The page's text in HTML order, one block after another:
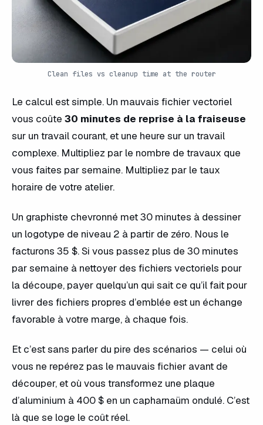
Clean files vs cleanup time at the router
Le calcul est simple. Un mauvais fichier vectoriel
vous coûte 30 minutes de reprise à la fraiseuse
sur un travail courant, et une heure sur un travail
complexe. Multipliez par le nombre de travaux que
vous faites par semaine. Multipliez par le taux
horaire de votre atelier.
Un graphiste chevronné met 30 minutes à dessiner
un logotype de niveau 2 à partir de zéro. Nous le
facturons 35 $. Si vous passez plus de 30 minutes
par semaine à nettoyer des fichiers vectoriels pour
la découpe, payer quelqu’un qui sait ce qu’il fait pour
livrer des fichiers propres d’emblée est un échange
favorable à votre marge, à chaque fois.
Et c’est sans parler du pire des scénarios — celui où
vous ne repérez pas le mauvais fichier avant de
découper, et où vous transformez une plaque
d’aluminium à 400 $ en un capharnaüm ondulé. C’est
là que se loge le coût réel.